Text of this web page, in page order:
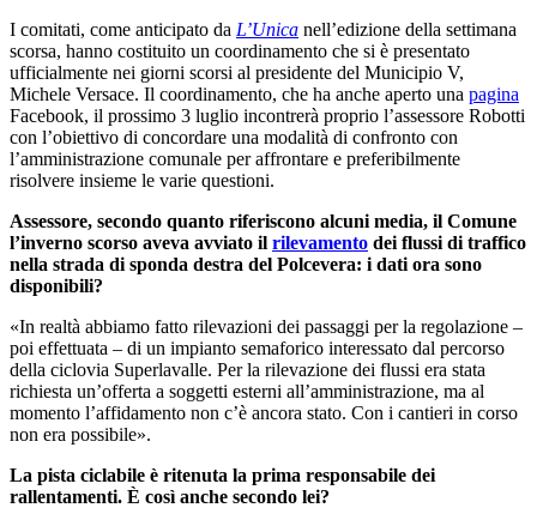
I comitati, come anticipato da L’Unica nell’edizione della settimana
scorsa, hanno costituito un coordinamento che si è presentato
ufficialmente nei giorni scorsi al presidente del Municipio V,
Michele Versace. Il coordinamento, che ha anche aperto una pagina
Facebook, il prossimo 3 luglio incontrerà proprio l’assessore Robotti
con l’obiettivo di concordare una modalità di confronto con
l’amministrazione comunale per affrontare e preferibilmente
risolvere insieme le varie questioni.
Assessore, secondo quanto riferiscono alcuni media, il Comune
l’inverno scorso aveva avviato il rilevamento dei flussi di traffico
nella strada di sponda destra del Polcevera: i dati ora sono
disponibili?
«In realtà abbiamo fatto rilevazioni dei passaggi per la regolazione –
poi effettuata – di un impianto semaforico interessato dal percorso
della ciclovia Superlavalle. Per la rilevazione dei flussi era stata
richiesta un’offerta a soggetti esterni all’amministrazione, ma al
momento l’affidamento non c’è ancora stato. Con i cantieri in corso
non era possibile».
La pista ciclabile è ritenuta la prima responsabile dei
rallentamenti. È così anche secondo lei?